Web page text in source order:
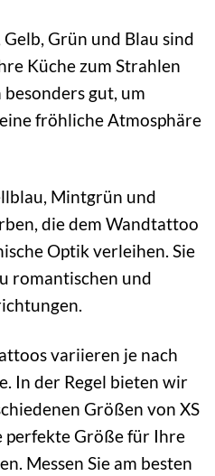
Gelb, Grün und Blau sind
Küche zum Strahlen
besonders gut, um
fröhliche Atmosphäre
Mintgrün und
die dem Wandtattoo
Optik verleihen. Sie
romantischen und
variieren je nach
In der Regel bieten wir
Größen von XS
perfekte Größe für Ihre
Messen Sie am besten